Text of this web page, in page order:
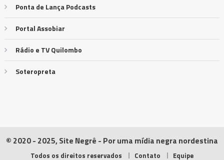
Ponta de Lança Podcasts
Portal Assobiar
Rádio e TV Quilombo
Soteropreta
© 2020 - 2025, Site Negrê - Por uma mídia negra nordestina
Todos os direitos reservados Contato Equipe